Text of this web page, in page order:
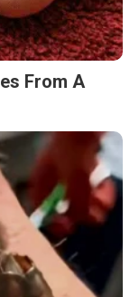
From A